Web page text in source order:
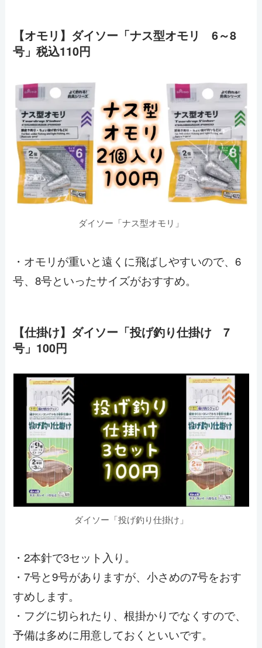
【オモリ】ダイソー「ナス型オモリ 6～8
号」税込110円
ダイソー「ナス型オモリ」
・オモリが重いと遠くに飛ばしやすいので、6
号、8号といったサイズがおすすめ。
【仕掛け】ダイソー「投げ釣り仕掛け 7
号」100円
ダイソー「投げ釣り仕掛け」
・2本針で3セット入り。
・7号と9号がありますが、小さめの7号をおす
すめします。
・フグに切られたり、根掛かりでなくすので、
予備は多めに用意しておくといいです。